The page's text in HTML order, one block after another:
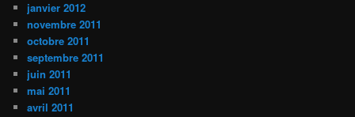
janvier 2012
novembre 2011
octobre 2011
septembre 2011
juin 2011
mai 2011
avril 2011